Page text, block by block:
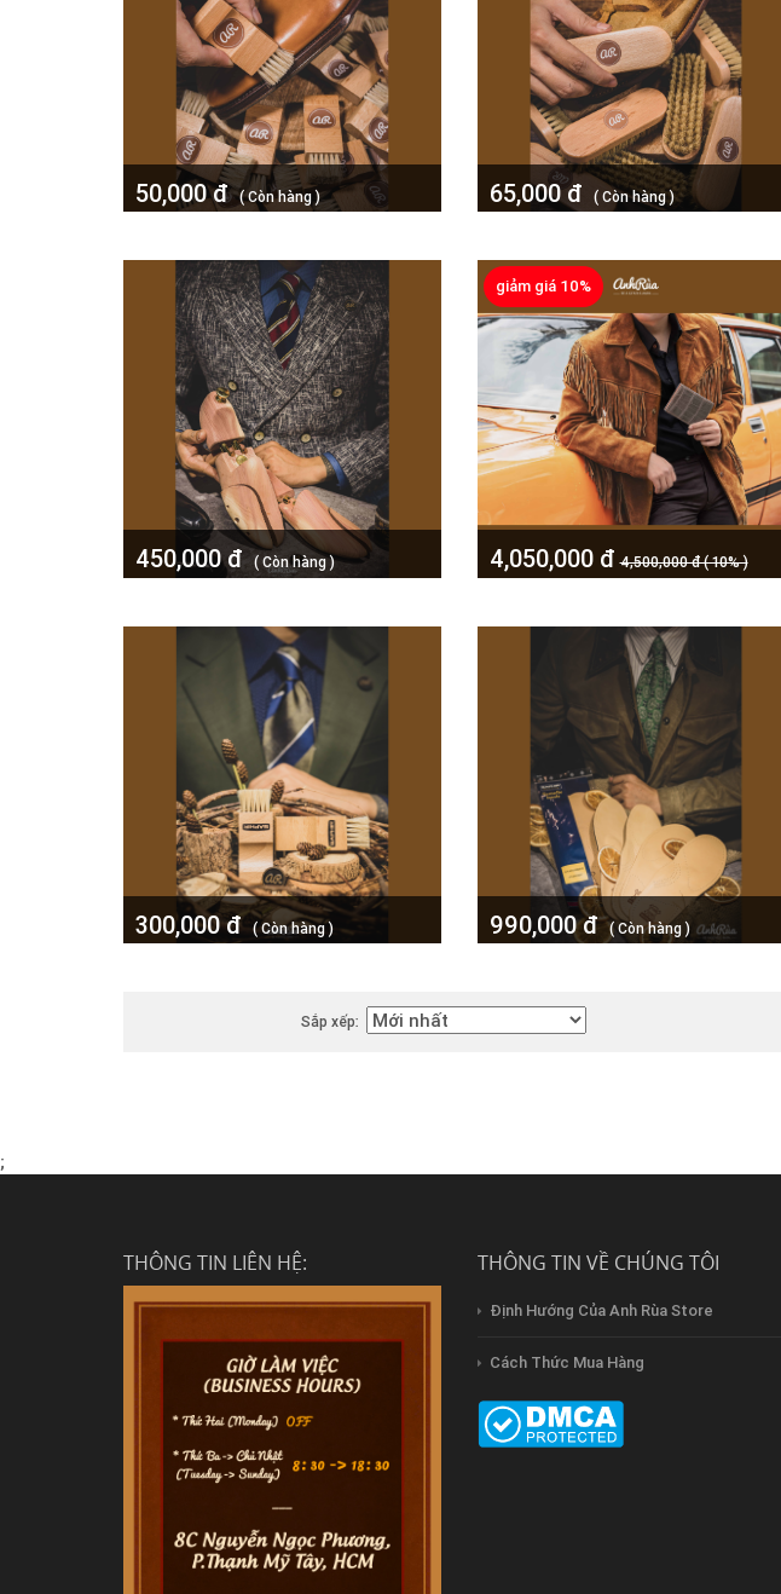
50,000 đ( Còn hàng ) 65,000 đ ( Còn hàng )
450,000 đ( Còn hàng )
giảm giá 10%
4,050,000 đ4,500,000 đ ( 10% )
300,000 đ ( Còn hàng ) 990,000 đ( Còn hàng )
Sắp xếp:
;
THÔNG TIN LIÊN HỆ: THÔNG TIN VỀ CHÚNG TÔI
Định Hướng Của Anh Rùa Store
Cách Thức Mua Hàng